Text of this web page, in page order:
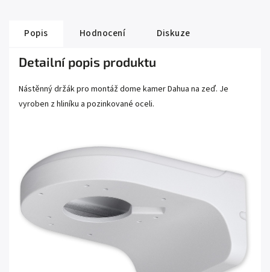
Popis Hodnocení Diskuze
Detailní popis produktu
Nástěnný držák pro montáž dome kamer Dahua na zeď. Je
vyroben z hliníku a pozinkované oceli.